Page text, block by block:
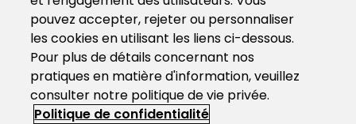
pouvez accepter, rejeter ou personnaliser
les cookies en utilisant les liens ci-dessous.
Pour plus de détails concernant nos
pratiques en matière d'information, veuillez
consulter notre politique de vie privée.
Politique de confidentialité